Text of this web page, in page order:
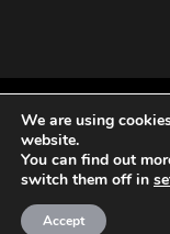
We are using
website.
You can find out
switch them off in
Accept